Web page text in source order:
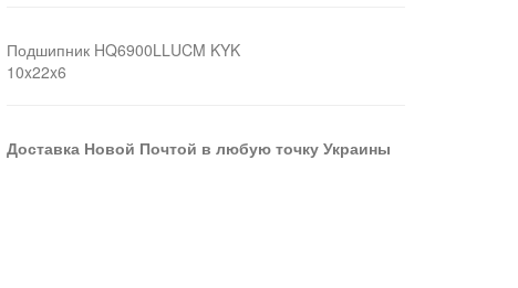
Подшипник HQ6900LLUCM KYK
10x22x6
Доставка Новой Почтой в любую точку Украины